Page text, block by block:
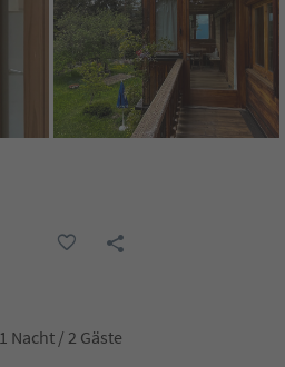
Nacht / 2 Gäste